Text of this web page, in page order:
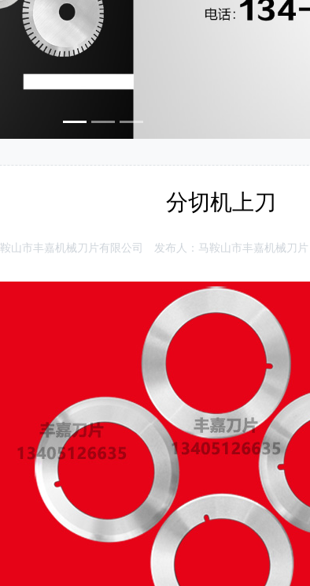
分切机上刀
山市丰嘉机械刀片有限公司 发布人：马鞍山市丰嘉机械刀片